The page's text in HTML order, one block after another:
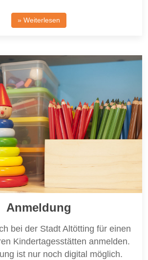
» Weiterlesen
Anmeldung
bei der Stadt Altötting für einen
Kindertagesstätten anmelden.
ist nur noch digital möglich.